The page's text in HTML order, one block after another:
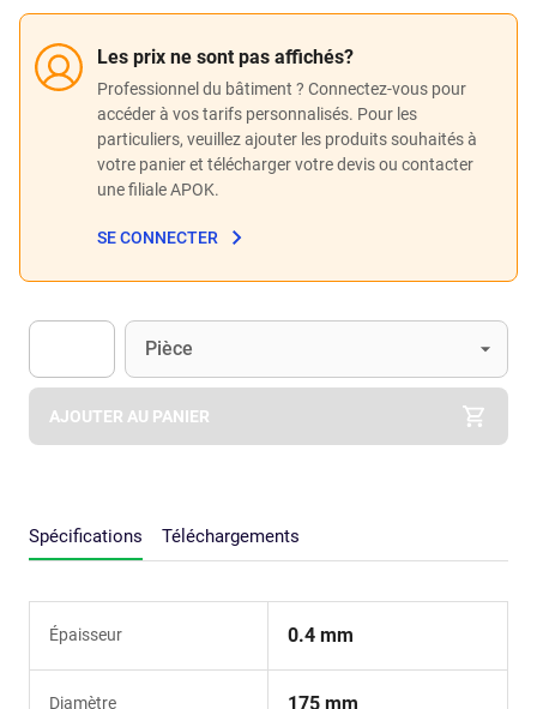
Les prix ne sont pas affichés?
Professionnel du bâtiment ? Connectez-vous pour
accéder à vos tarifs personnalisés. Pour les
particuliers, veuillez ajouter les produits souhaités à
votre panier et télécharger votre devis ou contacter
une filiale APOK.
SE CONNECTER
Apok.Product.Detail.AddToCart.Quantity (Optionnel)
Unité
Pièce
AJOUTER AU PANIER
Spécifications Téléchargements
Épaisseur 0.4 mm
Diamètre 175 mm